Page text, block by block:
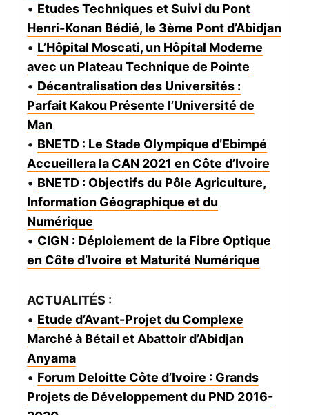
• Etudes Techniques et Suivi du Pont
Henri-Konan Bédié, le 3ème Pont d’Abidjan
• L’Hôpital Moscati, un Hôpital Moderne
avec un Plateau Technique de Pointe
• Décentralisation des Universités :
Parfait Kakou Présente l’Université de
Man
• BNETD : Le Stade Olympique d’Ebimpé
Accueillera la CAN 2021 en Côte d’Ivoire
• BNETD : Objectifs du Pôle Agriculture,
Information Géographique et du
Numérique
• CIGN : Déploiement de la Fibre Optique
en Côte d’Ivoire et Maturité Numérique
ACTUALITÉS :
• Etude d’Avant-Projet du Complexe
Marché à Bétail et Abattoir d’Abidjan
Anyama
• Forum Deloitte Côte d’Ivoire : Grands
Projets de Développement du PND 2016-